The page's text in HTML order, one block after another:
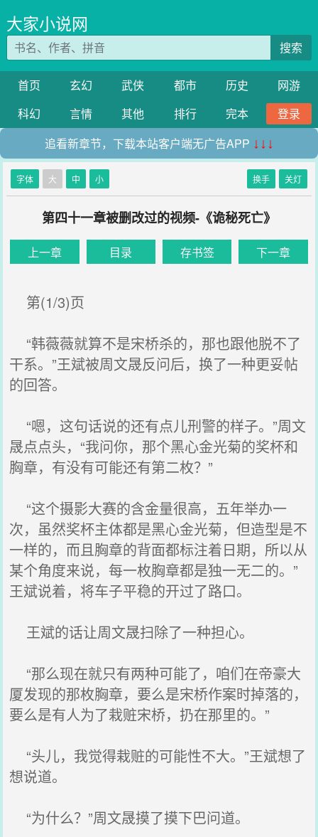
大家小说网
搜索
首页 玄幻 武侠 都市 历史
网游
科幻
言情 其他 排行 完本
登录
追看新章节，下载本站客户端无广告APP ↓↓↓
字体 大 中 小 换手 关灯
第四十一章被删改过的视频-《诡秘死亡》
上一章 目录 存书签 下一章
第(1/3)页
“韩薇薇就算不是宋桥杀的，那也跟他脱不了
干系。”王斌被周文晟反问后，换了一种更妥帖
的回答。
“嗯，这句话说的还有点儿刑警的样子。”周文
晟点点头，“我问你，那个黑心金光菊的奖杯和
胸章，有没有可能还有第二枚？”
“这个摄影大赛的含金量很高，五年举办一
次，虽然奖杯主体都是黑心金光菊，但造型是不
一样的，而且胸章的背面都标注着日期，所以从
某个角度来说，每一枚胸章都是独一无二的。”
王斌说着，将车子平稳的开过了路口。
王斌的话让周文晟扫除了一种担心。
“那么现在就只有两种可能了，咱们在帝豪大
厦发现的那枚胸章，要么是宋桥作案时掉落的，
要么是有人为了栽赃宋桥，扔在那里的。”
“头儿，我觉得栽赃的可能性不大。”王斌想了
想说道。
“为什么？”周文晟摸了摸下巴问道。